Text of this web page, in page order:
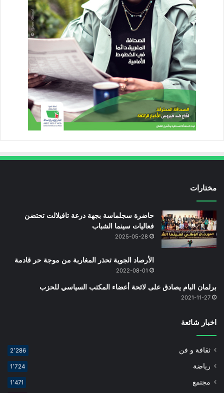
مختارات
حاضرة سجلماسة بجهة درعة تافيلالت تحتضن
فعاليات سينما الشباب
2025-05-28
الأرصاد الجوية تحذر المغاربة من موجة حر قادمة
2022-08-01
برلمان البام يصادق على لائحة أعضاء المكتب السياسي للحزب
2021-11-27
اخبار شائعة
ثقافة و فن 2٬286
رياضة 1٬724
مجتمع 1٬471